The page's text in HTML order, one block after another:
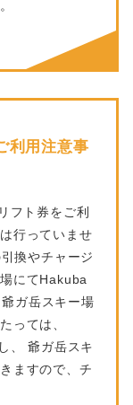
利用注意事
フト券をご利
行っていませ
換やチャージ
にてHakuba
ガ岳スキー場
っては、
、 爺ガ岳スキ
ますので、チ